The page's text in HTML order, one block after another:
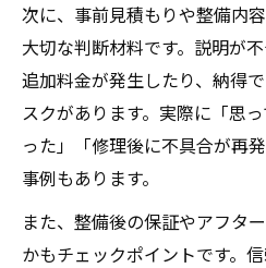
持ち込みと出張修理
る
バイク修理を安く抑
夫
持ち込み修理を希望する
バイク持ち込み修理
持ち込み修理ができ
次に、事前見積もりや整備内
大切な判断材料です。説明が
追加料金が発生したり、納得
スクがあります。実際に「思
った」「修理後に不具合が再
事例もあります。
また、整備後の保証やアフタ
かもチェックポイントです。